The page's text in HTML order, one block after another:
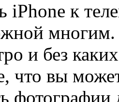
к
многим.
и без
что вы